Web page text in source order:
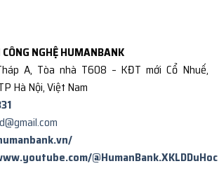
CÔNG NGHỆ HUMANBANK
A, Tòa nhà T608 – KĐT mới Cổ Nhuế,
Hà Nội, Việt Nam
@HumanBank.XKLDDuHoc